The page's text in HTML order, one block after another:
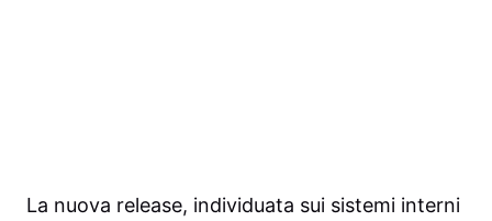
La nuova release, individuata sui sistemi interni